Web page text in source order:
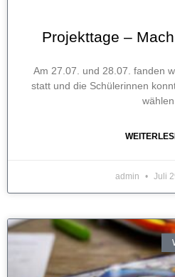
Projekttage –
Am 27.07. und 28.07. fanden
statt und die Schülerinnen
wählen.
admin Juli